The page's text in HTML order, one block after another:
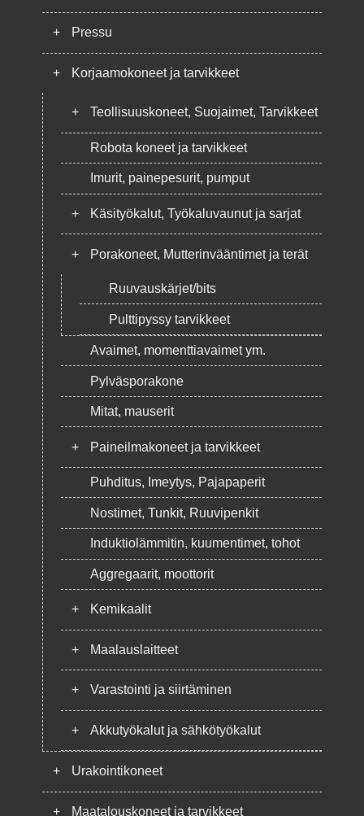
+ Pressu
+ Korjaamokoneet ja tarvikkeet
+ Teollisuuskoneet, Suojaimet, Tarvikkeet
Robota koneet ja tarvikkeet
Imurit, painepesurit, pumput
+ Käsityökalut, Työkaluvaunut ja sarjat
+ Porakoneet, Mutterinvääntimet ja terät
Ruuvauskärjet/bits
Pulttipyssy tarvikkeet
Avaimet, momenttiavaimet ym.
Pylväsporakone
Mitat, mauserit
+ Paineilmakoneet ja tarvikkeet
Puhditus, Imeytys, Pajapaperit
Nostimet, Tunkit, Ruuvipenkit
Induktiolämmitin, kuumentimet, tohot
Aggregaarit, moottorit
+ Kemikaalit
+ Maalauslaitteet
+ Varastointi ja siirtäminen
+ Akkutyökalut ja sähkötyökalut
+ Urakointikoneet
+ Maatalouskoneet ja tarvikkeet